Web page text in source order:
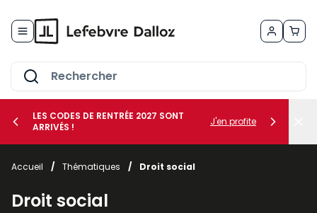
le sous-menu Vos métiers
le sous-menu Vos besoins
LES CODES DE RENTRÉE 2027 SONT
ARRIVÉS !
J'en profite
Accueil / Thématiques / Droit social
Droit social